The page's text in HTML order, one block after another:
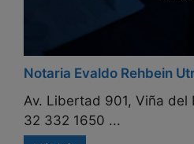
Notaria Evaldo Rehbein
Av. Libertad 901, Viña del
32 332 1650 ...